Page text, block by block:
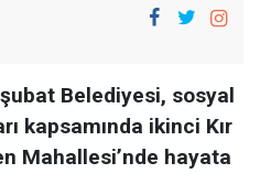
Belediyesi, sosyal
kapsamında ikinci Kır
Mahallesi’nde hayata